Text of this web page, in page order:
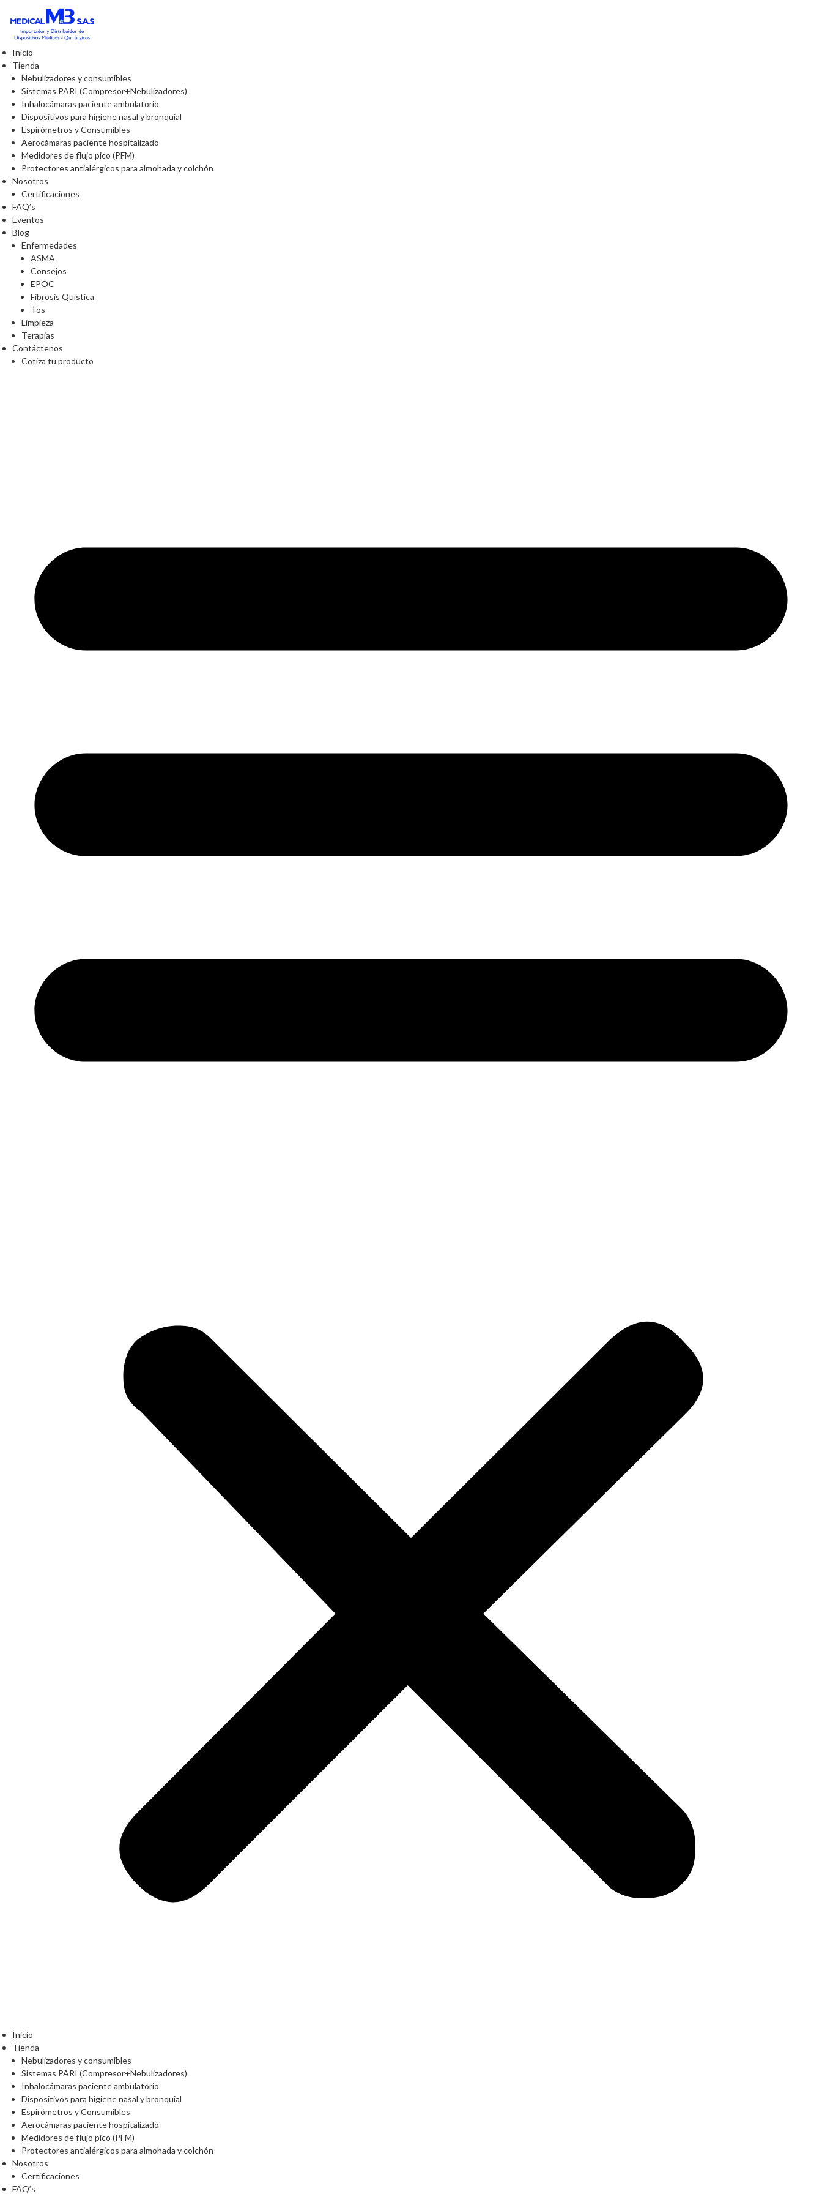
Inicio
Tienda
Nebulizadores y consumibles
Sistemas PARI (Compresor+Nebulizadores)
Inhalocámaras paciente ambulatorio
Dispositivos para higiene nasal y bronquial
Espirómetros y Consumibles
Aerocámaras paciente hospitalizado
Medidores de flujo pico (PFM)
Protectores antialérgicos para almohada y colchón
Nosotros
Certificaciones
FAQ’s
Eventos
Blog
Enfermedades
ASMA
Consejos
EPOC
Fibrosis Quística
Tos
Limpieza
Terapias
Contáctenos
Cotiza tu producto
Inicio
Tienda
Nebulizadores y consumibles
Sistemas PARI (Compresor+Nebulizadores)
Inhalocámaras paciente ambulatorio
Dispositivos para higiene nasal y bronquial
Espirómetros y Consumibles
Aerocámaras paciente hospitalizado
Medidores de flujo pico (PFM)
Protectores antialérgicos para almohada y colchón
Nosotros
Certificaciones
FAQ’s